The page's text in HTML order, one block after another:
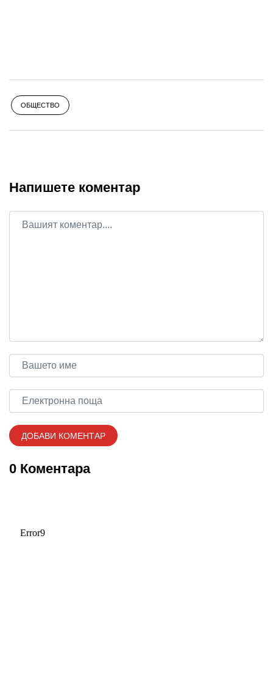
ОБЩЕСТВО
Напишете коментар
0 Коментара